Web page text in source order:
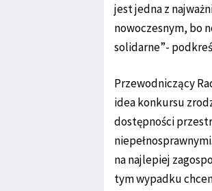
jest jedna z
nowoczesnym, bo
solidarne”-
Przewodniczący
idea konkursu
dostępności
na najlepiej
tym wypadku